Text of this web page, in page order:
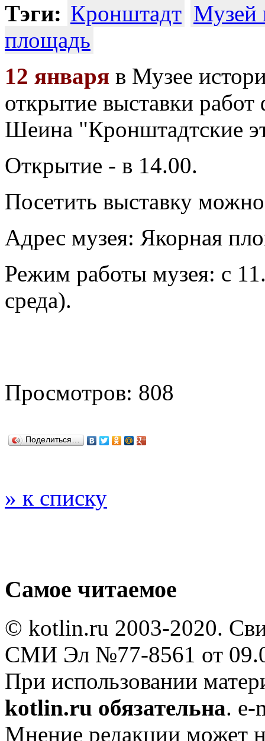
Тэги: Кронштадт Музей
площадь
12 января в Музее
открытие выставки
Шеина "Кронштадтские
Открытие - в 14.00.
Посетить выставку
Адрес музея: Якорная
Режим работы музея: с
среда).
Просмотров: 808
Поделиться…
» к списку
Самое читаемое
© kotlin.ru 2003-2020.
СМИ Эл №77-8561 от
При использовании
kotlin.ru обязательна. e-
Мнение редакции может